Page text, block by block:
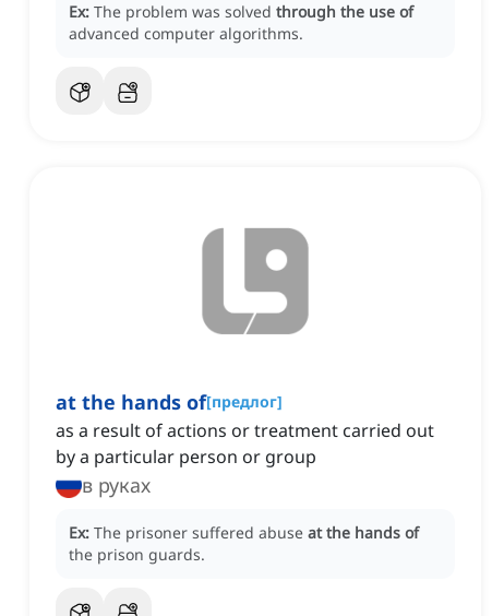
Ex: The problem was solved through the use of
advanced computer algorithms.
at the hands of[предлог]
as a result of actions or treatment carried out
by a particular person or group
в руках
Ex: The prisoner suffered abuse at the hands of
the prison guards.